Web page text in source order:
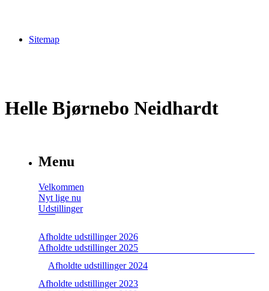
Sitemap
Helle Bjørnebo Neidhardt
Menu
Velkommen
Nyt lige nu
Udstillinger
Afholdte udstillinger 2026
Afholdte udstillinger 2025
Afholdte udstillinger 2024
Afholdte udstillinger 2023